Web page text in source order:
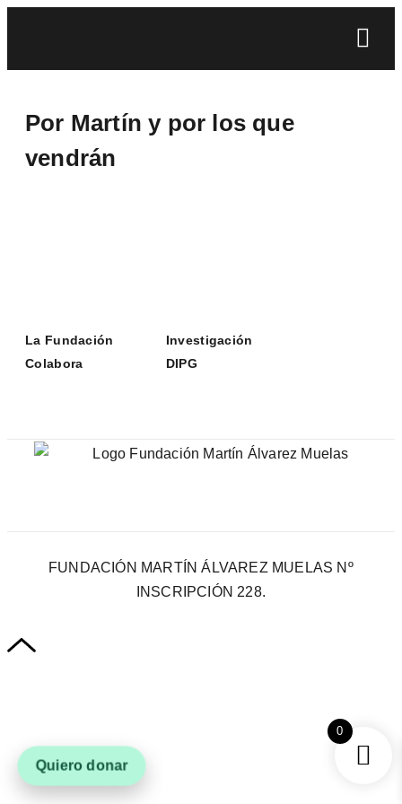
Por Martín y por los que
vendrán
La Fundación
Colabora
Investigación
DIPG
FUNDACIÓN MARTÍN ÁLVAREZ MUELAS Nº
INSCRIPCIÓN 228.
0
Quiero donar